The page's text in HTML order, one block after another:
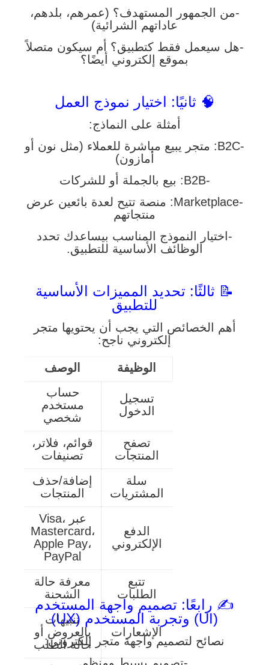
-من الجمهور المستهدف؟ (عمرهم، بلدهم،
عاداتهم الشرائية)
-هل سيعمل فقط كتطبيق؟ أم سيكون متصلاً
بموقع إلكتروني أيضًا؟
🧠 ثانيًا: اختيار نموذج العمل
أمثلة على النماذج:
-B2C: متجر يبيع مباشرة للعملاء (مثل نون أو
أمازون)
-B2B: بيع بالجملة أو للشركات
-Marketplace: منصة تتيح لعدة بائعين عرض
منتجاتهم
-اختيار النموذج المناسب بيساعدك تحدد
الوظائف الأساسية للتطبيق.
📝 ثالثًا: تحديد المميزات الأساسية
للتطبيق
أهم الخصائص التي يجب أن يحتويها متجر
إلكتروني ناجح:
الوظيفة الوصف
تسجيل
الدخول
حساب
مستخدم
شخصي
تصفح
المنتجات
قوائم، فلاتر،
تصنيفات
سلة
المشتريات
إضافة/حذف
المنتجات
الدفع
الإلكتروني
عبر Visa،
Mastercard،
Apple Pay،
PayPal
تتبع
الطلبات
معرفة حالة
الشحنة
الإشعارات
تنبيهات
بالعروض أو
حالة الطلب
✍️ رابعًا: تصميم واجهة المستخدم
(UI) وتجربة المستخدم (UX)
نصائح لتصميم واجهة متجر إلكتروني: